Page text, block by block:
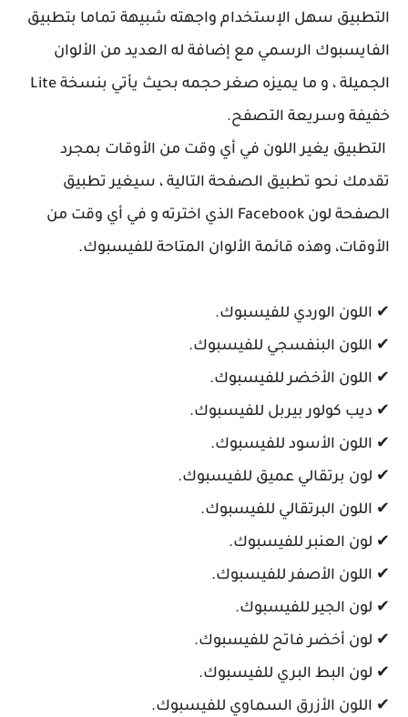
التطبيق سهل الإستخدام واجهته شبيهة تماما بتطبيق
الفايسبوك الرسمي مع إضافة له العديد من الألوان
الجميلة ، و ما يميزه صغر حجمه بحيث يأتي بنسخة Lite
خفيفة وسريعة التصفح.
التطبيق يغير اللون في أي وقت من الأوقات بمجرد
تقدمك نحو تطبيق الصفحة التالية ، سيغير تطبيق
الصفحة لون Facebook الذي اخترته و في أي وقت من
الأوقات، وهذه قائمة الألوان المتاحة للفيسبوك.
✔ اللون الوردي للفيسبوك.
✔ اللون البنفسجي للفيسبوك.
✔ اللون الأخضر للفيسبوك.
✔ ديب كولور بيربل للفيسبوك.
✔ اللون الأسود للفيسبوك.
✔ لون برتقالي عميق للفيسبوك.
✔ اللون البرتقالي للفيسبوك.
✔ لون العنبر للفيسبوك.
✔ اللون الأصفر للفيسبوك.
✔ لون الجير للفيسبوك.
✔ لون أخضر فاتح للفيسبوك.
✔ لون البط البري للفيسبوك.
✔ اللون الأزرق السماوي للفيسبوك.